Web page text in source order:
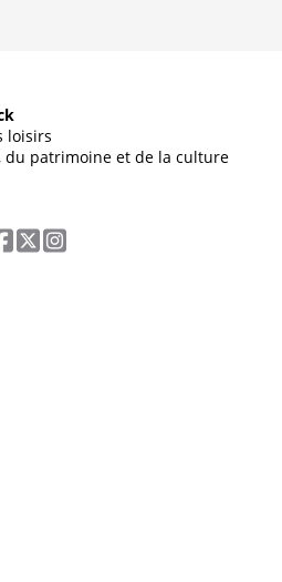
loisirs
patrimoine et de la culture